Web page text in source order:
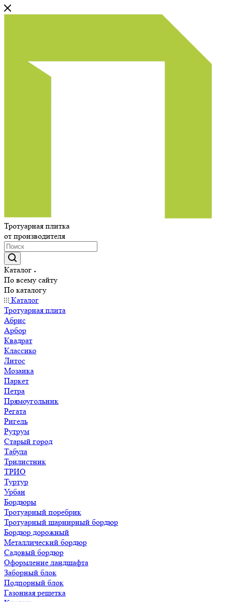
Тротуарная плитка
от производителя
Каталог
По всему сайту
По каталогу
Каталог
Тротуарная плита
Абрис
Арбор
Квадрат
Классико
Литос
Мозаика
Паркет
Петра
Прямоугольник
Регата
Ригель
Рутрум
Старый город
Табула
Трилистник
ТРИО
Туртур
Урбан
Бордюры
Тротуарный поребрик
Тротуарный шарнирный бордюр
Бордюр дорожный
Металлический бордюр
Садовый бордюр
Оформление ландшафта
Заборный блок
Подпорный блок
Газонная решетка